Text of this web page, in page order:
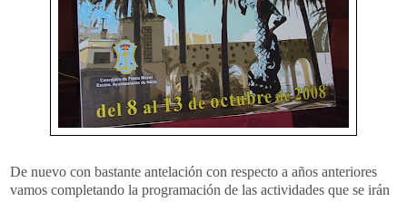
De nuevo con bastante antelación con respecto a años anteriores
vamos completando la programación de las actividades que se irán